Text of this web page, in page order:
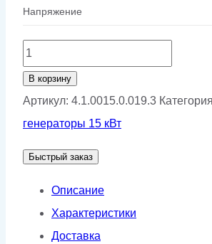
Напряжение
Количество
товара
Дизельный
генератор
Т400-
1РНМ19
В корзину
Артикул: 4.1.0015.0.019.3
генераторы 15 кВт
Быстрый заказ
Описание
Характеристики
Доставка